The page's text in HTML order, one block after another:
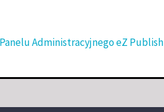
Administracyjnego eZ Publish